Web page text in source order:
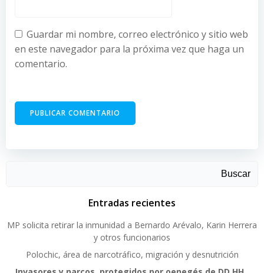
Guardar mi nombre, correo electrónico y sitio web
en este navegador para la próxima vez que haga un
comentario.
Buscar
Entradas recientes
MP solicita retirar la inmunidad a Bernardo Arévalo, Karin Herrera
y otros funcionarios
Polochic, área de narcotráfico, migración y desnutrición